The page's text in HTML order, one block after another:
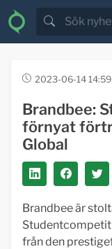
2023-06-14 14:59
Brandbee:
förnyat
Global
Brandbee är
från den